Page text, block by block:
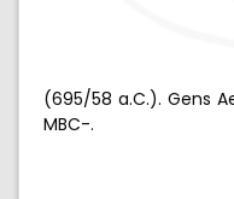
(695/58 a.C.). Gens
MBC-.